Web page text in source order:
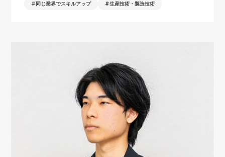
同じ業界でスキルアップ 生産技術・製造技術